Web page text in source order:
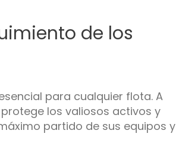
de los
para cualquier flota. A
protege los valiosos activos y
partido de sus equipos y